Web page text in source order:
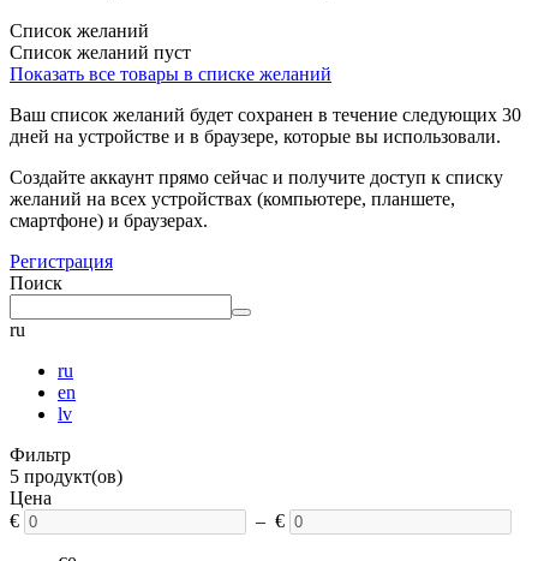
Список желаний
Список желаний пуст
Показать все товары в списке желаний
Ваш список желаний будет сохранен в течение следующих 30
дней на устройстве и в браузере, которые вы использовали.
Создайте аккаунт прямо сейчас и получите доступ к списку
желаний на всех устройствах (компьютере, планшете,
смартфоне) и браузерах.
Регистрация
Поиск
ru
ru
en
lv
Фильтр
5 продукт(ов)
Цена
€
– €